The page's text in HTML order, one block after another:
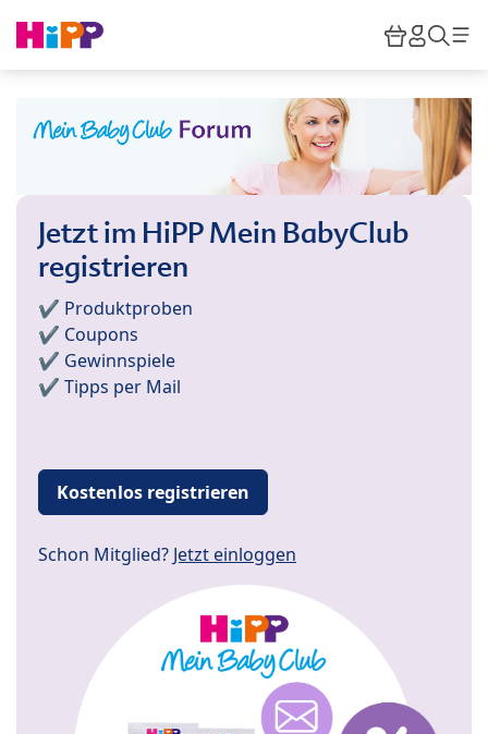
HiPP
Jetzt im HiPP Mein BabyClub
registrieren
✔️ Produktproben
✔️ Coupons
✔️ Gewinnspiele
✔️ Tipps per Mail
Kostenlos registrieren
Schon Mitglied? Jetzt einloggen